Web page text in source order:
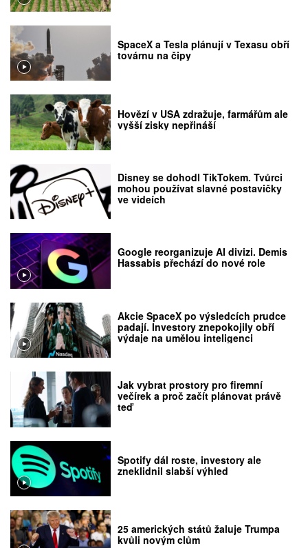
SpaceX a Tesla plánují v Texasu obří
továrnu na čipy
Hovězí v USA zdražuje, farmářům ale
vyšší zisky nepřináší
Disney se dohodl TikTokem. Tvůrci
mohou používat slavné postavičky
ve videích
Google reorganizuje AI divizi. Demis
Hassabis přechází do nové role
Akcie SpaceX po výsledcích prudce
padají. Investory znepokojily obří
výdaje na umělou inteligenci
Jak vybrat prostory pro firemní
večírek a proč začít plánovat právě
teď
Spotify dál roste, investory ale
zneklidnil slabší výhled
25 amerických států žaluje Trumpa
kvůli novým clům